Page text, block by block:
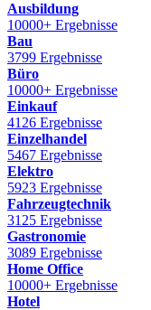
Ausbildung
10000+ Ergebnisse
Bau
3799 Ergebnisse
Büro
10000+ Ergebnisse
Einkauf
4126 Ergebnisse
Einzelhandel
5467 Ergebnisse
Elektro
5923 Ergebnisse
Fahrzeugtechnik
3125 Ergebnisse
Gastronomie
3089 Ergebnisse
Home Office
10000+ Ergebnisse
Hotel